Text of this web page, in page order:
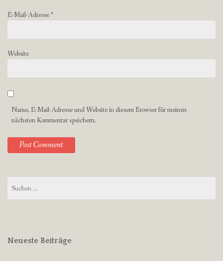
E-Mail-Adresse*
Website
Name, E-Mail-Adresse und Website in diesem Browser für meinen
nächsten Kommentar speichern.
nach:
Neueste Beiträge